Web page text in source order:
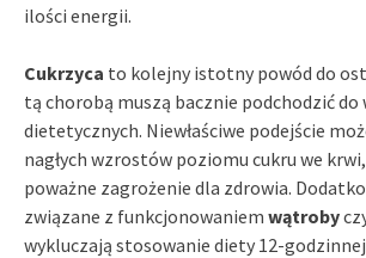
ilości energii.
Cukrzyca to kolejny istotny powód do
tą chorobą muszą bacznie podchodzić
dietetycznych. Niewłaściwe podejście
nagłych wzrostów poziomu cukru we
poważne zagrożenie dla zdrowia.
związane z funkcjonowaniem wątroby
wykluczają stosowanie diety 12-